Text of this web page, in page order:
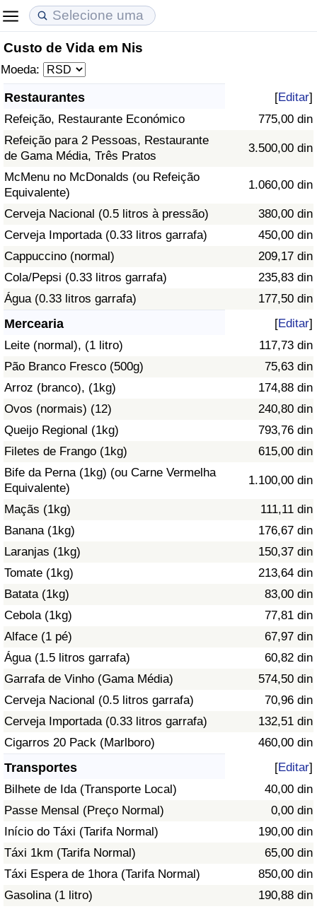
Custo de Vida em Nis
Moeda:
Restaurantes [Editar]
Refeição, Restaurante Económico
775,00 din
Refeição para 2 Pessoas, Restaurante
de Gama Média, Três Pratos
3.500,00 din
McMenu no McDonalds (ou Refeição
Equivalente)
1.060,00 din
Cerveja Nacional (0.5 litros à pressão)
380,00 din
Cerveja Importada (0.33 litros garrafa)
450,00 din
Cappuccino (normal)
209,17 din
Cola/Pepsi (0.33 litros garrafa)
235,83 din
Água (0.33 litros garrafa)
177,50 din
Mercearia [Editar]
Leite (normal), (1 litro)
117,73 din
Pão Branco Fresco (500g)
75,63 din
Arroz (branco), (1kg)
174,88 din
Ovos (normais) (12)
240,80 din
Queijo Regional (1kg)
793,76 din
Filetes de Frango (1kg)
615,00 din
Bife da Perna (1kg) (ou Carne Vermelha
Equivalente)
1.100,00 din
Maçãs (1kg)
111,11 din
Banana (1kg)
176,67 din
Laranjas (1kg)
150,37 din
Tomate (1kg)
213,64 din
Batata (1kg)
83,00 din
Cebola (1kg)
77,81 din
Alface (1 pé)
67,97 din
Água (1.5 litros garrafa)
60,82 din
Garrafa de Vinho (Gama Média)
574,50 din
Cerveja Nacional (0.5 litros garrafa)
70,96 din
Cerveja Importada (0.33 litros garrafa)
132,51 din
Cigarros 20 Pack (Marlboro)
460,00 din
Transportes [Editar]
Bilhete de Ida (Transporte Local)
40,00 din
Passe Mensal (Preço Normal)
0,00 din
Início do Táxi (Tarifa Normal)
190,00 din
Táxi 1km (Tarifa Normal)
65,00 din
Táxi Espera de 1hora (Tarifa Normal)
850,00 din
Gasolina (1 litro)
190,88 din
Custo de Vida
Indicador de Custo de Vida
Indicador de Custo de Vida Por País
em Aqaba
Preços de Imóveis
Indicador de Preços de Imóveis
Indicador de Preços de Imóveis por País
Qualidade de Vida
Indicador de Qualidade de Vida (Atual)
Índice de qualidade de vida por país
Crime
Taxa do Indicador de Crime (Atual)
Indicador de Crime
Índice de criminalidade por país
Saúde
Indicador de Saúde (Atual)
Indicador de Saúde
Indicador de Saúde por País
Poluição
Índice de poluição
Indicador de Poluição por País
Trânsito
Indicador de Trânsito
Indicador de Trânsito (Atual)
Indicador de Trânsito por País